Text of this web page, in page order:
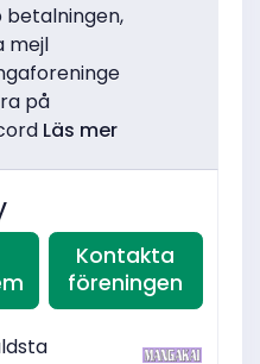
betalningen,
mejl
på
Läs mer
Kontakta
föreningen